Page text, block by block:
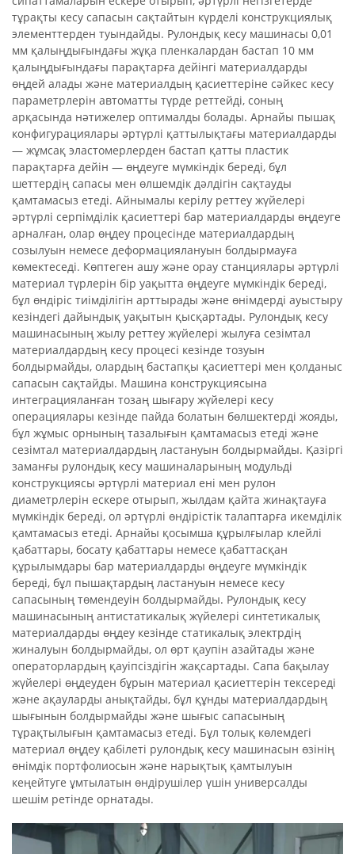
тұрақты кесу сапасын сақтайтын күрделі конструкциялық
элементтерден туындайды. Рулондық кесу машинасы 0,01
мм қалыңдығындағы жұқа пленкалардан бастап 10 мм
қалыңдығындағы парақтарға дейінгі материалдарды
өңдей алады және материалдың қасиеттеріне сәйкес кесу
параметрлерін автоматты түрде реттейді, соның
арқасында нәтижелер оптималды болады. Арнайы пышақ
конфигурациялары әртүрлі қаттылықтағы материалдарды
— жұмсақ эластомерлерден бастап қатты пластик
парақтарға дейін — өңдеуге мүмкіндік береді, бұл
шеттердің сапасы мен өлшемдік дәлдігін сақтауды
қамтамасыз етеді. Айнымалы керілу реттеу жүйелері
әртүрлі серпімділік қасиеттері бар материалдарды өңдеуге
арналған, олар өңдеу процесінде материалдардың
созылуын немесе деформациялануын болдырмауға
көмектеседі. Көптеген ашу және орау станциялары әртүрлі
материал түрлерін бір уақытта өңдеуге мүмкіндік береді,
бұл өндіріс тиімділігін арттырады және өнімдерді ауыстыру
кезіндегі дайындық уақытын қысқартады. Рулондық кесу
машинасының жылу реттеу жүйелері жылуға сезімтал
материалдардың кесу процесі кезінде тозуын
болдырмайды, олардың бастапқы қасиеттері мен қолданыс
сапасын сақтайды. Машина конструкциясына
интеграцияланған тозаң шығару жүйелері кесу
операциялары кезінде пайда болатын бөлшектерді жояды,
бұл жұмыс орнының тазалығын қамтамасыз етеді және
сезімтал материалдардың ластануын болдырмайды. Қазіргі
заманғы рулондық кесу машиналарының модульді
конструкциясы әртүрлі материал ені мен рулон
диаметрлерін ескере отырып, жылдам қайта жинақтауға
мүмкіндік береді, ол әртүрлі өндірістік талаптарға икемділік
қамтамасыз етеді. Арнайы қосымша құрылғылар клейлі
қабаттары, босату қабаттары немесе қабаттасқан
құрылымдары бар материалдарды өңдеуге мүмкіндік
береді, бұл пышақтардың ластануын немесе кесу
сапасының төмендеуін болдырмайды. Рулондық кесу
машинасының антистатикалық жүйелері синтетикалық
материалдарды өңдеу кезінде статикалық электрдің
жиналуын болдырмайды, ол өрт қаупін азайтады және
операторлардың қауіпсіздігін жақсартады. Сапа бақылау
жүйелері өңдеуден бұрын материал қасиеттерін тексереді
және ақауларды анықтайды, бұл құнды материалдардың
шығынын болдырмайды және шығыс сапасының
тұрақтылығын қамтамасыз етеді. Бұл толық көлемдегі
материал өңдеу қабілеті рулондық кесу машинасын өзінің
өнімдік портфолиосын және нарықтық қамтылуын
кеңейтуге ұмтылатын өндірушілер үшін универсалды
шешім ретінде орнатады.